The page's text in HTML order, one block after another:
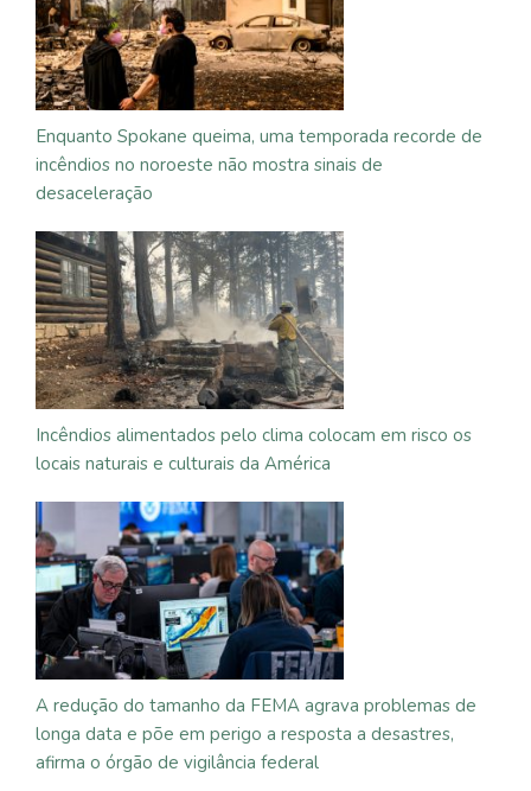
Enquanto Spokane queima, uma temporada recorde de
incêndios no noroeste não mostra sinais de
desaceleração
Incêndios alimentados pelo clima colocam em risco os
locais naturais e culturais da América
A redução do tamanho da FEMA agrava problemas de
longa data e põe em perigo a resposta a desastres,
afirma o órgão de vigilância federal